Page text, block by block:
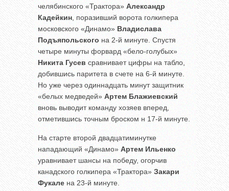
челябинского «Трактора» Александр
Кадейкин, поразивший ворота голкипера
московского «Динамо» Владислава
Подъяпольского на 2-й минуте. Спустя
четыре минуты форвард «бело-голубых»
Никита Гусев сравнивает цифры на табло,
добившись паритета в счете на 6-й минуте.
Но уже через одиннадцать минут защитник
«белых медведей» Артем Блажиевский
вновь выводит команду хозяев вперед,
отметившись точным броском н 17-й минуте.
На старте второй двадцатиминутке
нападающий «Динамо» Артем Ильенко
уравнивает шансы на победу, огорчив
канадского голкипера «Трактора» Закари
Фукале на 23-й минуте.